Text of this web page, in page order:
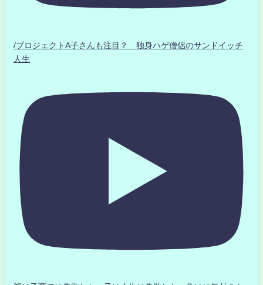
/プロジェクトA子さんも注目？ 独身ハゲ僧侶のサンドイッチ
人生